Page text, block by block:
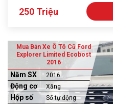
250 Triệu
Mua Bán Xe Ô Tô Cũ Ford
Explorer Limited Ecobost
2016
Năm SX 2016
Động cơ Xăng
Hộp số Số tự động